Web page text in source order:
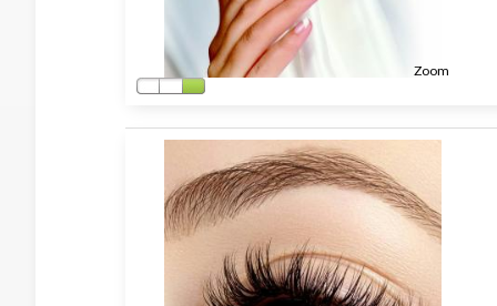
Zoom